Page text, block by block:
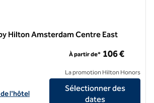
Hilton Amsterdam Centre East
l'hôtel Hampton by Hilton Amsterdam Centre
l'hôtel
À partir de* 106 €
La promotion Hilton Honors
Sélectionner des
dates